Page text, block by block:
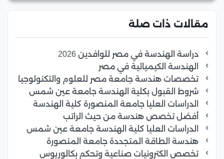
مقالات ذات صلة
دراسة الهندسة في مصر للوافدين 2026
الهندسة الكيميائية في مصر
تخصصات هندسة جامعة مصر للعلوم والتكنولوجيا
شروط القبول بكلية الهندسة جامعة عين شمس
الدراسات العليا جامعة المنصورة كلية الهندسة
أفضل تخصص هندسة من حيث الراتب
الدراسات العليا كلية الهندسة جامعة عين شمس
هندسة الطاقة المتجددة جامعة المنصورة
تخصص الكترونيات صناعية وتحكم بكالوريوس